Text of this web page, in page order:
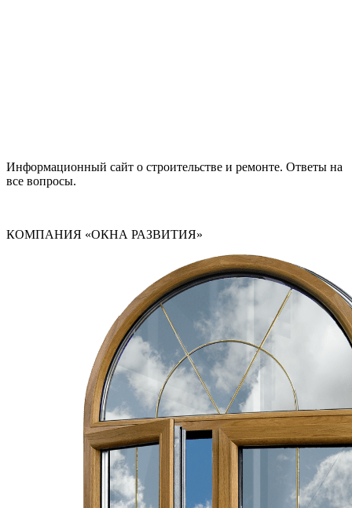
Информационный сайт о строительстве и ремонте. Ответы на
все вопросы.
КОМПАНИЯ «ОКНА РАЗВИТИЯ»